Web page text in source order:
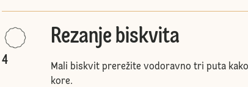
4
Rezanje biskvita
Mali biskvit prerežite vodoravno tri puta
kore.